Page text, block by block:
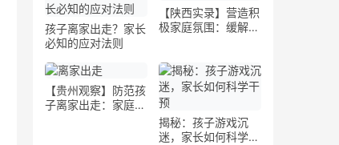
孩子离家出走？家长
必知的应对法则
【陕西实录】营造积
极家庭氛围：缓解孩
【贵州观察】防范孩
子离家出走：家庭与
揭秘：孩子游戏沉
迷，家长如何科学干